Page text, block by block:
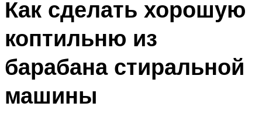
Как сделать хорошую
коптильню из
барабана стиральной
машины